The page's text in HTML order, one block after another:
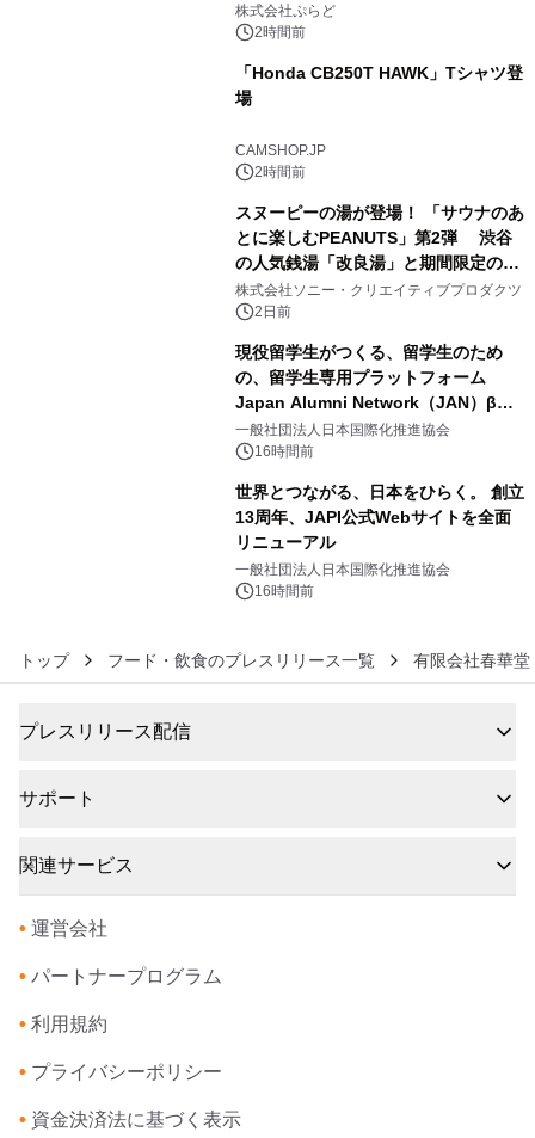
プール グランピングとトレーラーハウ
スの2施設で
株式会社ぷらど
2時間前
「Honda CB250T HAWK」Tシャツ登
場
CAMSHOP.JP
2時間前
スヌーピーの湯が登場！ 「サウナのあ
とに楽しむPEANUTS」第2弾 渋谷
の人気銭湯「改良湯」と期間限定のコ
ラボレーション サウナイキタイコラ
ボグッズも発売決定！
株式会社ソニー・クリエイティブプロダクツ
2日前
現役留学生がつくる、留学生のため
の、留学生専用プラットフォーム
Japan Alumni Network（JAN）β版
をリリース
一般社団法人日本国際化推進協会
16時間前
世界とつながる、日本をひらく。 創立
13周年、JAPI公式Webサイトを全面
リニューアル
一般社団法人日本国際化推進協会
16時間前
トップ フード・飲食のプレスリリース一覧 有限会社春華堂
プレスリリース配信
サポート
関連サービス
• 運営会社
• パートナープログラム
• 利用規約
• プライバシーポリシー
• 資金決済法に基づく表示